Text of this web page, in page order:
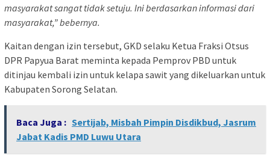
masyarakat sangat tidak setuju. Ini berdasarkan informasi dari
masyarakat,” bebernya.
Kaitan dengan izin tersebut, GKD selaku Ketua Fraksi Otsus
DPR Papyua Barat meminta kepada Pemprov PBD untuk
ditinjau kembali izin untuk kelapa sawit yang dikeluarkan untuk
Kabupaten Sorong Selatan.
Baca Juga : Sertijab, Misbah Pimpin Disdikbud, Jasrum
Jabat Kadis PMD Luwu Utara